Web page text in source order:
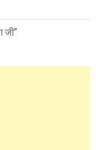
जी”